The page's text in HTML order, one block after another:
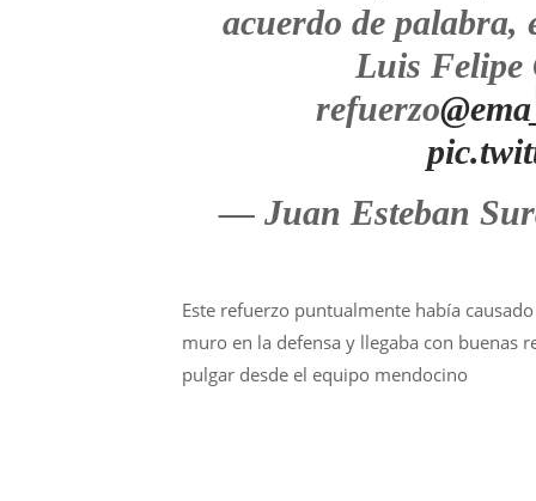
acuerdo de palabra,
Luis Felipe
refuerzo
— Juan Esteban
Este refuerzo puntualmente había
muro en la defensa y llegaba con buenas
pulgar desde el equipo mendocino